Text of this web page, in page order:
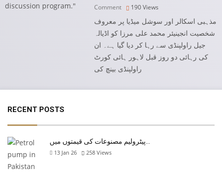
Comment
190Views
مذہبی اسکالر اور سوشل میڈیا پر معروف
شخصیت انجینیئر محمد علی مرزا کو اڈیالہ
جیل راولپنڈی سے رہا کر دیا گیا ہے۔ ان
کی رہائی دو روز قبل لاہور ہائی کورٹ
راولپنڈی بینچ کی
RECENT POSTS
13 Jan 26 258 Views